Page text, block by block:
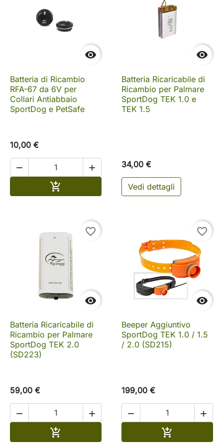

Batteria di Ricambio
RFA-67 da 6V per
Collari Antiabbaio
SportDog e PetSafe
10,00 €
 
 Aggiungi al carrello

Batteria Ricaricabile di
Ricambio per Palmare
SportDog TEK 1.0 e
TEK 1.5
34,00 €
Vedi dettagli

favorite_border
Batteria Ricaricabile di
Ricambio per Palmare
SportDog TEK 2.0
(SD223)
59,00 €
 


favorite_border
Beeper Aggiuntivo
SportDog TEK 1.0 / 1.5
/ 2.0 (SD215)
199,00 €
 
